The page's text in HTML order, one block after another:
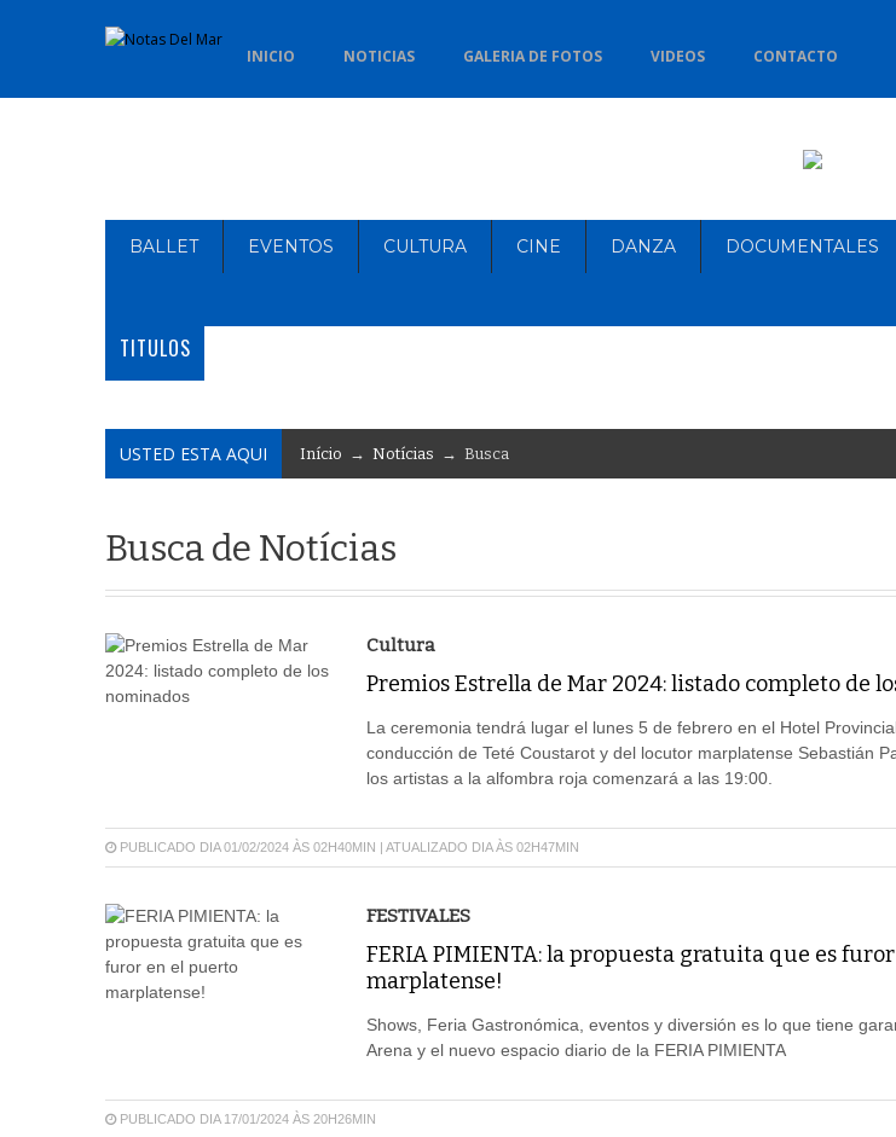
INICIO NOTICIAS GALERIA DE FOTOS VIDEOS CONTACTO
BALLET EVENTOS CULTURA CINE DANZA DOCUMENTALES
TITULOS
USTED ESTA AQUI Início → Notícias → Busca
Busca de Notícias
Cultura
Premios Estrella de Mar 2024: listado completo de
La ceremonia tendrá lugar el lunes 5 de febrero en el Hotel
conducción de Teté Coustarot y del locutor marplatense Sebastián
los artistas a la alfombra roja comenzará a las 19:00.
PUBLICADO DIA 01/02/2024 ÀS 02H40MIN | ATUALIZADO DIA ÀS 02H47MIN
FESTIVALES
FERIA PIMIENTA: la propuesta gratuita que es
marplatense!
Shows, Feria Gastronómica, eventos y diversión es lo que tiene
Arena y el nuevo espacio diario de la FERIA PIMIENTA
PUBLICADO DIA 17/01/2024 ÀS 20H26MIN